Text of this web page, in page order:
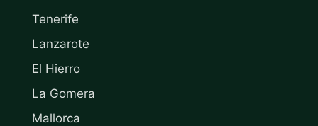
Tenerife
Lanzarote
El Hierro
La Gomera
Mallorca